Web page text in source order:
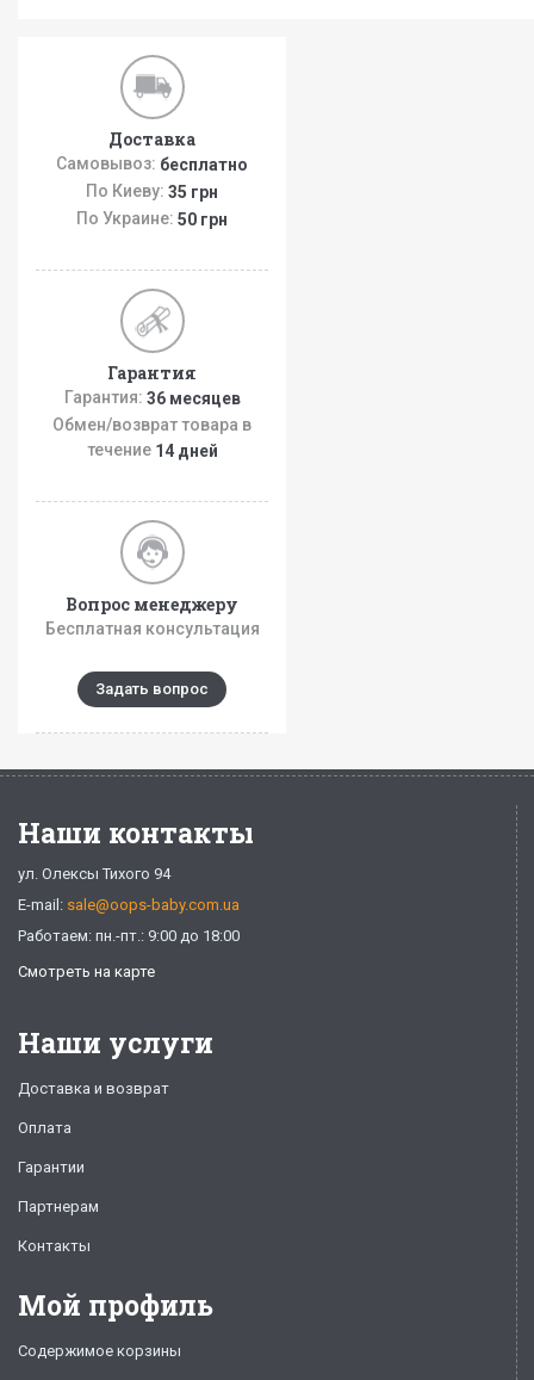
Доставка
Самовывоз: бесплатно
По Киеву: 35 грн
По Украине: 50 грн
Гарантия
Гарантия: 36 месяцев
Обмен/возврат товара в
течение 14 дней
Вопрос менеджеру
Бесплатная консультация
Задать вопрос
Наши контакты
ул. Олексы Тихого 94
E-mail: sale@oops-baby.com.ua
Работаем: пн.-пт.: 9:00 до 18:00
Смотреть на карте
Наши услуги
Доставка и возврат
Оплата
Гарантии
Партнерам
Контакты
Мой профиль
Содержимое корзины